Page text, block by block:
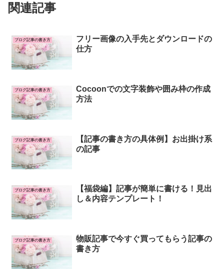
関連記事
ブログ記事の書き方
フリー画像の入手先とダウンロードの
仕方
ブログ記事の書き方
Cocoonでの文字装飾や囲み枠の作成
方法
ブログ記事の書き方
【記事の書き方の具体例】お出掛け系
の記事
ブログ記事の書き方
【福袋編】記事が簡単に書ける！見出
し＆内容テンプレート！
ブログ記事の書き方
物販記事で今すぐ買ってもらう記事の
書き方